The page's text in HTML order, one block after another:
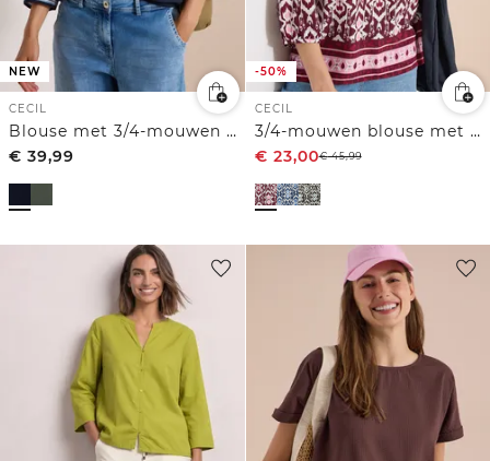
NEW
CECIL
Blouse met 3/4-mouwen en contrasterende details
€ 39,99
-50%
CECIL
3/4-mouwen blouse met grafisch patroon
€ 23,00€45,99